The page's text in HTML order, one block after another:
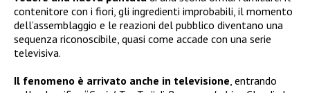
contenitore con i fiori, gli ingredienti improbabili, il momento
dell’assemblaggio e le reazioni del pubblico diventano una
sequenza riconoscibile, quasi come accade con una serie
televisiva.
Il fenomeno è arrivato anche in televisione, entrando